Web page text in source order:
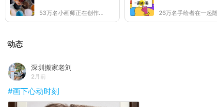
53万名小画师正在创作👩🏻‍🎨
动态
深圳搬家老刘
2月前
#画下心动时刻